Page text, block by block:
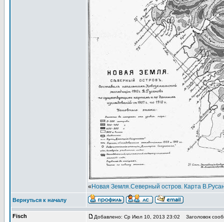
« Новая Земля.Северный остров. Карта
Вернуться к началу
Fisch Добавлено: Ср Июл 10, 2013 23:02 Заголовок